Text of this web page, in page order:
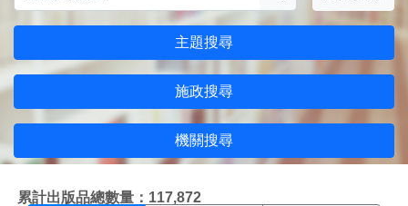
主題搜尋
施政搜尋
機關搜尋
累計出版品總數量：117,872
主題搜尋結果頁面